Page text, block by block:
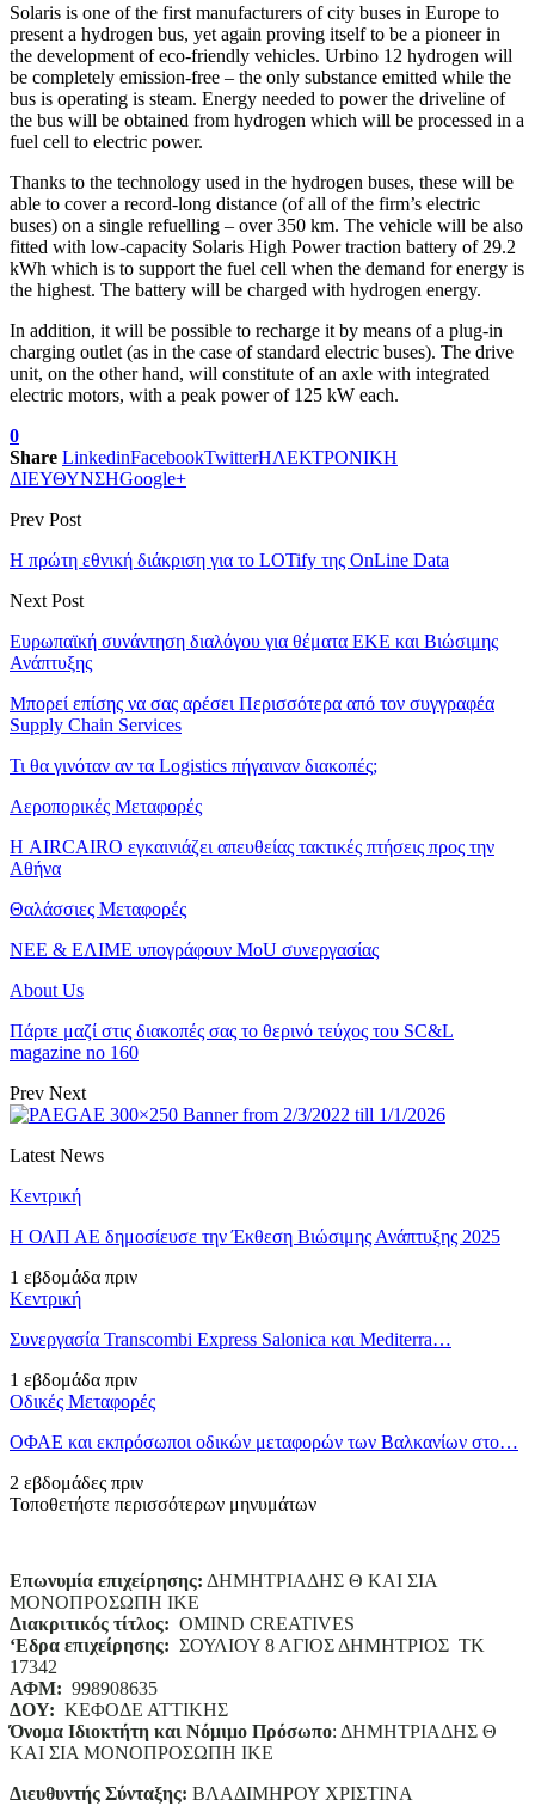
Solaris is one of the first manufacturers of city buses in Europe to
present a hydrogen bus, yet again proving itself to be a pioneer in
the development of eco-friendly vehicles. Urbino 12 hydrogen will
be completely emission-free – the only substance emitted while the
bus is operating is steam. Energy needed to power the driveline of
the bus will be obtained from hydrogen which will be processed in a
fuel cell to electric power.
Thanks to the technology used in the hydrogen buses, these will be
able to cover a record-long distance (of all of the firm’s electric
buses) on a single refuelling – over 350 km. The vehicle will be also
fitted with low-capacity Solaris High Power traction battery of 29.2
kWh which is to support the fuel cell when the demand for energy is
the highest. The battery will be charged with hydrogen energy.
In addition, it will be possible to recharge it by means of a plug-in
charging outlet (as in the case of standard electric buses). The drive
unit, on the other hand, will constitute of an axle with integrated
electric motors, with a peak power of 125 kW each.
0
Share LinkedinFacebookTwitterΗΛΕΚΤΡΟΝΙΚΗ
ΔΙΕΥΘΥΝΣΗGoogle+
Prev Post
Η πρώτη εθνική διάκριση για το LOTify της OnLine Data
Next Post
Ευρωπαϊκή συνάντηση διαλόγου για θέματα ΕΚΕ και Βιώσιμης
Ανάπτυξης
Μπορεί επίσης να σας αρέσει Περισσότερα από τον συγγραφέα
Supply Chain Services
Τι θα γινόταν αν τα Logistics πήγαιναν διακοπές;
Αεροπορικές Μεταφορές
Η AIRCAIRO εγκαινιάζει απευθείας τακτικές πτήσεις προς την
Αθήνα
Θαλάσσιες Μεταφορές
ΝΕΕ & ΕΛΙΜΕ υπογράφουν MoU συνεργασίας
About Us
Πάρτε μαζί στις διακοπές σας το θερινό τεύχος του SC&L
magazine no 160
Prev Next
Latest News
Κεντρική
Η ΟΛΠ ΑΕ δημοσίευσε την Έκθεση Βιώσιμης Ανάπτυξης 2025
1 εβδομάδα πριν
Κεντρική
Συνεργασία Transcombi Express Salonica και Mediterra…
1 εβδομάδα πριν
Οδικές Μεταφορές
ΟΦΑΕ και εκπρόσωποι οδικών μεταφορών των Βαλκανίων στο…
2 εβδομάδες πριν
Τοποθετήστε περισσότερων μηνυμάτων
Επωνυμία επιχείρησης: ΔΗΜΗΤΡΙΑΔΗΣ Θ ΚΑΙ ΣΙΑ
ΜΟΝΟΠΡΟΣΩΠΗ ΙΚΕ
Διακριτικός τίτλος: ΟΜΙΝD CREATIVES
‘Eδρα επιχείρησης: ΣΟΥΛΙΟΥ 8 ΑΓΙΟΣ ΔΗΜΗΤΡΙΟΣ ΤΚ
17342
ΑΦΜ: 998908635
ΔΟΥ: ΚΕΦΟΔΕ ΑΤΤΙΚΗΣ
Όνομα Ιδιοκτήτη και Νόμιμο Πρόσωπο: ΔΗΜΗΤΡΙΑΔΗΣ Θ
ΚΑΙ ΣΙΑ ΜΟΝΟΠΡΟΣΩΠΗ ΙΚΕ
Διευθυντής Σύνταξης: ΒΛΑΔΙΜΗΡΟΥ ΧΡΙΣΤΙΝΑ